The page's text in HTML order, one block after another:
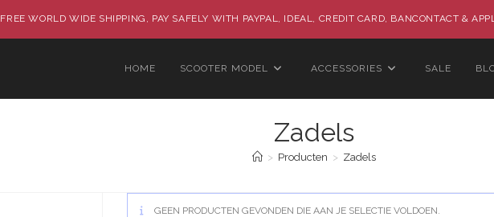
FREE WORLD WIDE SHIPPING, PAY SAFELY WITH PAYPAL, IDEAL, CREDIT CARD, BANCONTACT &
HOME SCOOTER MODEL ACCESSORIES SALE
Zadels
> Producten > Zadels
GEEN PRODUCTEN GEVONDEN DIE AAN JE SELECTIE VOLDOEN.